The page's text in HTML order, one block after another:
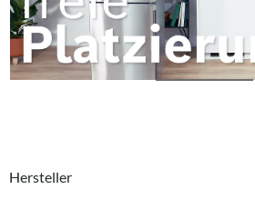
Hersteller